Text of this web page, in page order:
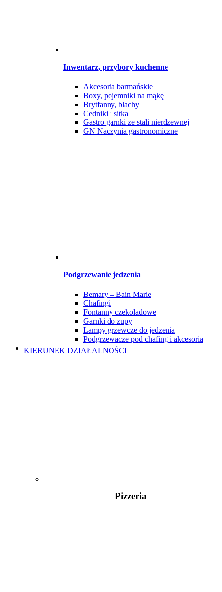
Inwentarz, przybory kuchenne
Akcesoria barmańskie
Boxy, pojemniki na mąkę
Brytfanny, blachy
Cedniki i sitka
Gastro garnki ze stali nierdzewnej
GN Naczynia gastronomiczne
Podgrzewanie jedzenia
Bemary – Bain Marie
Chafingi
Fontanny czekoladowe
Garnki do zupy
Lampy grzewcze do jedzenia
Podgrzewacze pod chafing i akcesoria
KIERUNEK DZIAŁALNOŚCI
Pizzeria